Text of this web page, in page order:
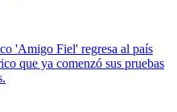
'Amigo Fiel' regresa al país
que ya comenzó sus pruebas